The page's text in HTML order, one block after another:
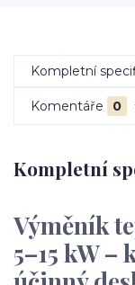
Kompletní
Komentáře 0
Kompletní
Výměník
5–15 kW –